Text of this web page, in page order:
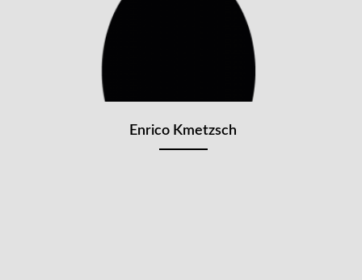
Enrico Kmetzsch